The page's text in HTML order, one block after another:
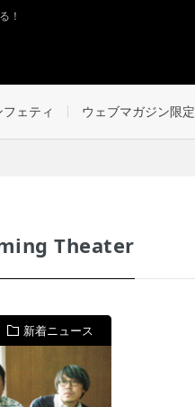
！
ェティ ウェブマガジン限定
Theater
新着ニュース